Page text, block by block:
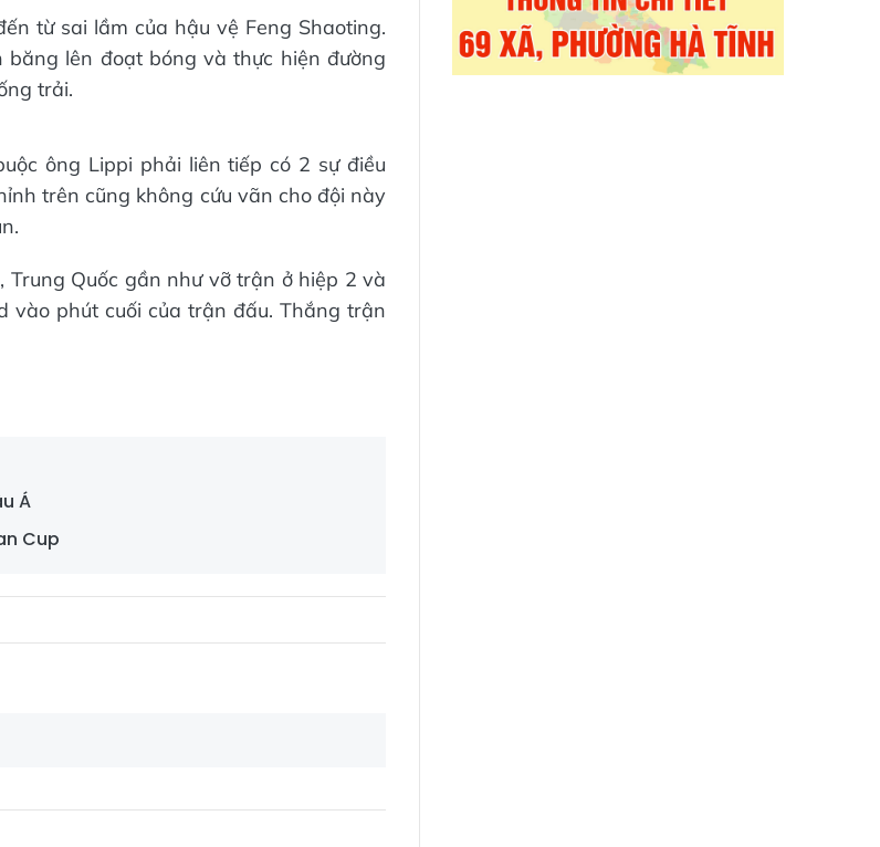
từ sai lầm của hậu vệ Feng Shaoting.
lên đoạt bóng và thực hiện đường
trải.
ông Lippi phải liên tiếp có 2 sự điều
trên cũng không cứu vãn cho đội này
Trung Quốc gần như vỡ trận ở hiệp 2 và
phút cuối của trận đấu. Thắng trận
Á
Cup